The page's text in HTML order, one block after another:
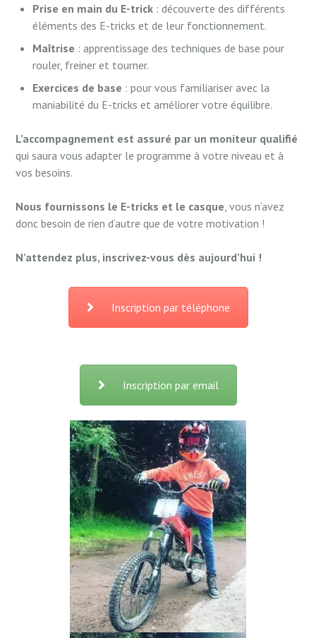
Prise en main du E-trick : découverte des différents
éléments des E-tricks et de leur fonctionnement.
Maîtrise : apprentissage des techniques de base pour
rouler, freiner et tourner.
Exercices de base : pour vous familiariser avec la
maniabilité du E-tricks et améliorer votre équilibre.
L’accompagnement est assuré par un moniteur qualifié
qui saura vous adapter le programme à votre niveau et à
vos besoins.
Nous fournissons le E-tricks et le casque , vous n’avez
donc besoin de rien d’autre que de votre motivation !
N’attendez plus, inscrivez-vous dès aujourd’hui !
Inscription par téléphone
Inscription par email